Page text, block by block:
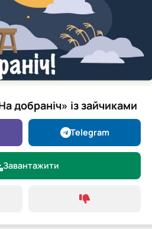
добраніч» із зайчиками
Telegram
Завантажити